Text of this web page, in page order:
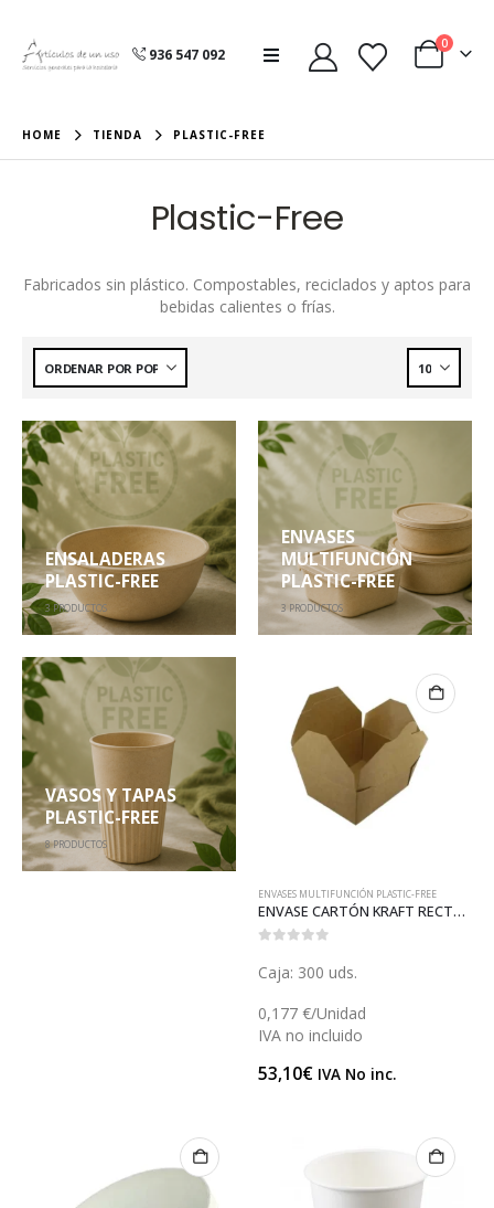
936 547 092
0
HOME TIENDA PLASTIC-FREE
Plastic-Free
Fabricados sin plástico. Compostables, reciclados y aptos para
bebidas calientes o frías.
ENSALADERAS
PLASTIC-FREE
3 PRODUCTOS
ENVASES
MULTIFUNCIÓN
PLASTIC-FREE
3PRODUCTOS
VASOS Y TAPAS
PLASTIC-FREE
8PRODUCTOS
ENVASES MULTIFUNCIÓN PLASTIC-FREE
ENVASE CARTÓN KRAFT RECTANGULAR PEQUEÑO (X196)
Caja: 300 uds.
0,177 €/Unidad
IVA no incluido
53,10€ IVA No inc.